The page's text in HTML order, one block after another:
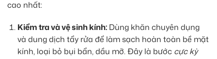
cao nhất:
Kiểm tra và vệ sinh kính:Dùng khăn chuyên dụng
và dung dịch tẩy rửa để làm sạch hoàn toàn bề mặt
kính, loại bỏ bụi bẩn, dầu mỡ. Đây là bước cực kỳ